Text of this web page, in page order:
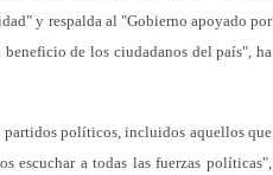
y respalda al "Gobierno apoyado por
de los ciudadanos del país", ha
partidos políticos, incluidos aquellos que
escuchar a todas las fuerzas políticas",